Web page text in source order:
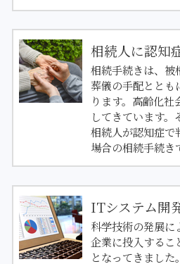
相続人に認知
相続手続きは、被
葬儀の手配ととも
ります。高齢化
してきています。
相続人が認知症で
場合の相続手続
ITシステム開
科学技術の発展
企業に投入するこ
となってきまし